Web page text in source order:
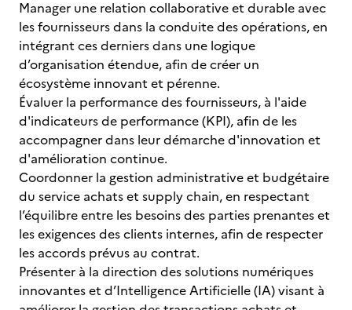
Manager une relation collaborative et durable avec
les fournisseurs dans la conduite des opérations, en
intégrant ces derniers dans une logique
d’organisation étendue, afin de créer un
écosystème innovant et pérenne.
Évaluer la performance des fournisseurs, à l'aide
d'indicateurs de performance (KPI), afin de les
accompagner dans leur démarche d'innovation et
d'amélioration continue.
Coordonner la gestion administrative et budgétaire
du service achats et supply chain, en respectant
l’équilibre entre les besoins des parties prenantes et
les exigences des clients internes, afin de respecter
les accords prévus au contrat.
Présenter à la direction des solutions numériques
innovantes et d’Intelligence Artificielle (IA) visant à